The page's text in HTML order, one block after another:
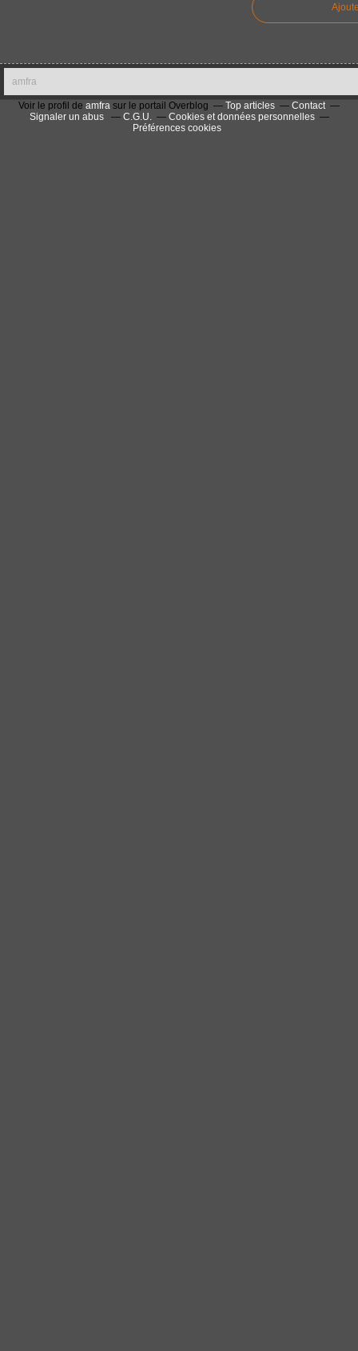
amfra
Voir le profil de amfra sur le portail Overblog Top articles
Contact
Signaler un abus
C.G.U.
Cookies et données personnelles
Préférences cookies